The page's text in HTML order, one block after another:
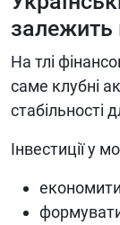
залежить
На тлі
саме клубні
стабільності
Інвестиції у